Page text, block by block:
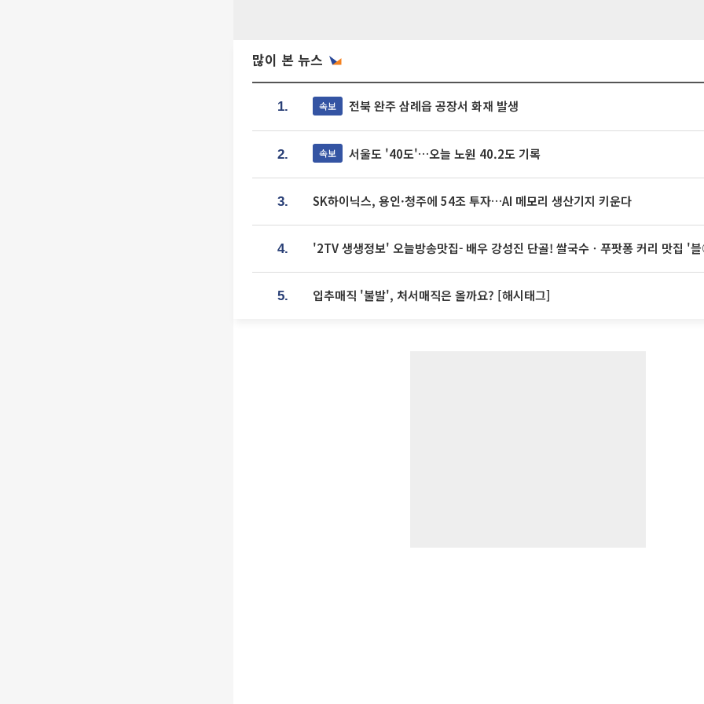
많이 본 뉴스
1. 속보 전북 완주 삼례읍 공장서 화재 발생
2. 속보 서울도 '40도'…오늘 노원 40.2도 기록
3. SK하이닉스, 용인·청주에 54조 투자…AI 메모리 생산기지 키운다
4. '2TV 생생정보' 오늘방송맛집- 배우 강성진 단골! 쌀국수ㆍ푸팟퐁 커리 맛
5. 입추매직 '불발', 처서매직은 올까요? [해시태그]